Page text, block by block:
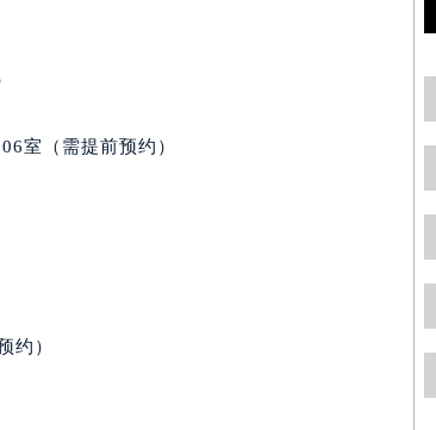
（需提前预约）
约）
室（需提前预约）
约）